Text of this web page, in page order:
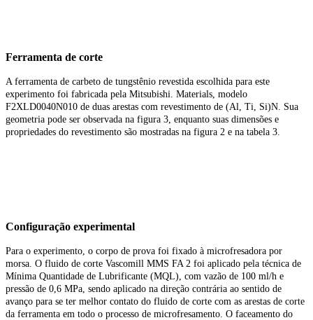
Ferramenta de corte
A ferramenta de carbeto de tungstênio revestida escolhida para este
experimento foi fabricada pela Mitsubishi. Materials, modelo
F2XLD0040N010 de duas arestas com revestimento de (Al, Ti, Si)N. Sua
geometria pode ser observada na figura 3, enquanto suas dimensões e
propriedades do revestimento são mostradas na figura 2 e na tabela 3.
Configuração experimental
Para o experimento, o corpo de prova foi fixado à microfresadora por
morsa. O fluido de corte Vascomill MMS FA 2 foi aplicado pela técnica de
Mínima Quantidade de Lubrificante (MQL), com vazão de 100 ml/h e
pressão de 0,6 MPa, sendo aplicado na direção contrária ao sentido de
avanço para se ter melhor contato do fluido de corte com as arestas de corte
da ferramenta em todo o processo de microfresamento. O faceamento do